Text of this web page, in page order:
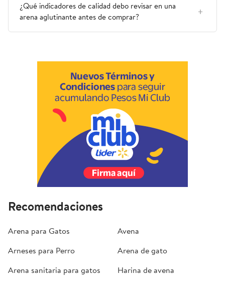
¿Qué indicadores de calidad debo revisar en una
arena aglutinante antes de comprar?
Recomendaciones
Arena para Gatos
Avena
Arneses para Perro
Arena de gato
Arena sanitaria para gatos
Harina de avena